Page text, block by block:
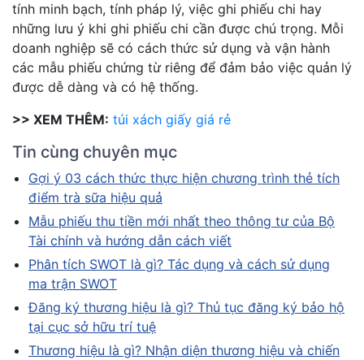
tính minh bạch, tính pháp lý, việc ghi phiếu chi hay
những lưu ý khi ghi phiếu chi cần được chú trọng. Mỗi
doanh nghiệp sẽ có cách thức sử dụng và vận hành
các mẫu phiếu chứng từ riêng để đảm bảo việc quản lý
được dễ dàng và có hệ thống.
>> XEM THÊM: túi xách giấy giá rẻ
Tin cùng chuyên mục
Gợi ý 03 cách thức thực hiện chương trình thẻ tích
điểm trà sữa hiệu quả
Mẫu phiếu thu tiền mới nhất theo thông tư của Bộ
Tài chính và hướng dẫn cách viết
Phân tích SWOT là gì? Tác dụng và cách sử dụng
ma trận SWOT
Đăng ký thương hiệu là gì? Thủ tục đăng ký bảo hộ
tại cục sở hữu trí tuệ
Thương hiệu là gì? Nhận diện thương hiệu và chiến